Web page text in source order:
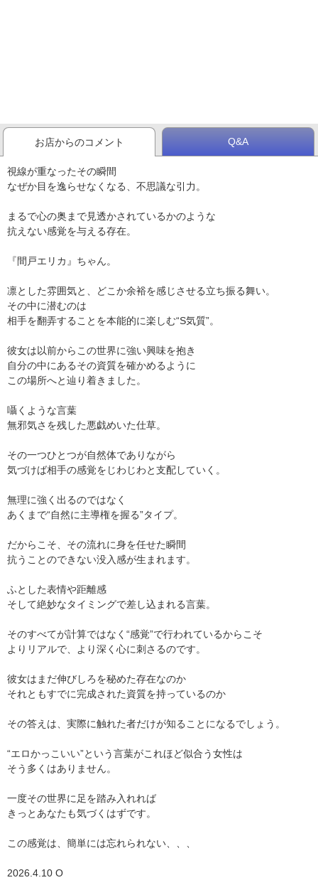
お店からのコメント
視線が重なったその瞬間
なぜか目を逸らせなくなる、不思議な引力。
まるで心の奥まで見透かされているかのような
抗えない感覚を与える存在。
『間戸エリカ』ちゃん。
凛とした雰囲気と、どこか余裕を感じさせる立ち振る舞い。
その中に潜むのは
相手を翻弄することを本能的に楽しむ“S気質”。
彼女は以前からこの世界に強い興味を抱き
自分の中にあるその資質を確かめるように
この場所へと辿り着きました。
囁くような言葉
無邪気さを残した悪戯めいた仕草。
その一つひとつが自然体でありながら
気づけば相手の感覚をじわじわと支配していく。
無理に強く出るのではなく
あくまで“自然に主導権を握る”タイプ。
だからこそ、その流れに身を任せた瞬間
抗うことのできない没入感が生まれます。
ふとした表情や距離感
そして絶妙なタイミングで差し込まれる言葉。
そのすべてが計算ではなく“感覚”で行われているからこそ
よりリアルで、より深く心に刺さるのです。
彼女はまだ伸びしろを秘めた存在なのか
それともすでに完成された資質を持っているのか
その答えは、実際に触れた者だけが知ることになるでしょう。
“エロかっこいい”という言葉がこれほど似合う女性は
そう多くはありません。
一度その世界に足を踏み入れれば
きっとあなたも気づくはずです。
この感覚は、簡単には忘れられない、、、
2026.4.10 O
Q&A